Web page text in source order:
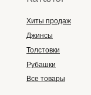
Хиты продаж
Джинсы
Толстовки
Рубашки
Все товары